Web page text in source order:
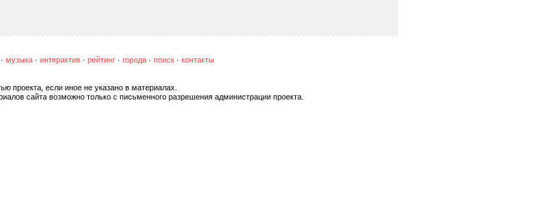
· музыка · интерактив · рейтинг · города · поиск · контакты
проекта, если иное не указано в материалах.
сайта возможно только с письменного разрешения администрации проекта.